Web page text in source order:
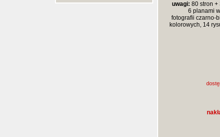
uwagi: 80 stron +
6 planami
fotografii czarno-
kolorowych, 14